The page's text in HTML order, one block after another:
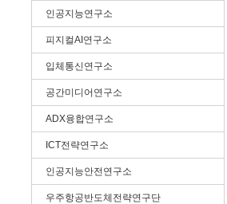
인공지능연구소
피지컬AI연구소
입체통신연구소
공간미디어연구소
ADX융합연구소
ICT전략연구소
인공지능안전연구소
우주항공반도체전략연구단